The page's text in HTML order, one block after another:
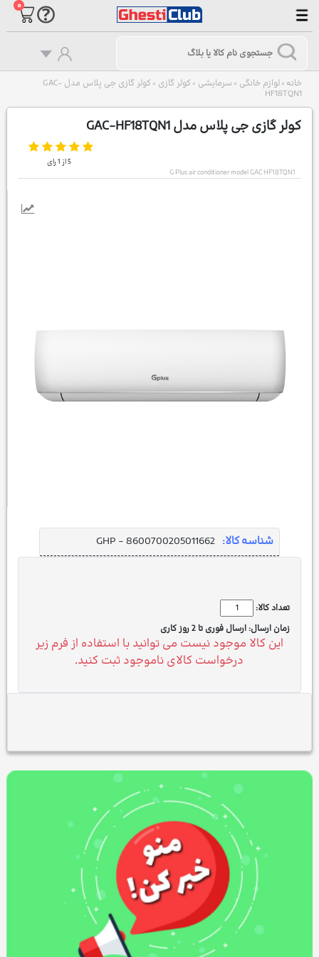
۰
خانه > لوازم خانگی > سرمایشی > کولر گازی >
کولر گازی جی پلاس مدل GAC-
HF18TQN1
کولر گازی جی پلاس مدل GAC-HF18TQN1
5از 1رای
G Plus air conditioner model GAC HF18TQN1
شناسه کالا: GHP - 8600700205011662
تعداد کالا:
زمان ارسال: ارسال فوری تا 2 روز کاری
این کالا موجود نیست می توانید با استفاده از فرم زیر
درخواست کالای ناموجود ثبت کنید.